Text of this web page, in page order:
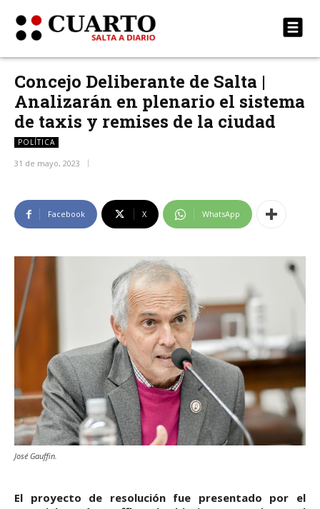
Concejo Deliberante de Salta |
Analizarán en plenario el sistema
de taxis y remises de la ciudad
POLÍTICA
31 de mayo, 2023
Facebook X WhatsApp
José Gauffin.
El proyecto de resolución fue presentado por el